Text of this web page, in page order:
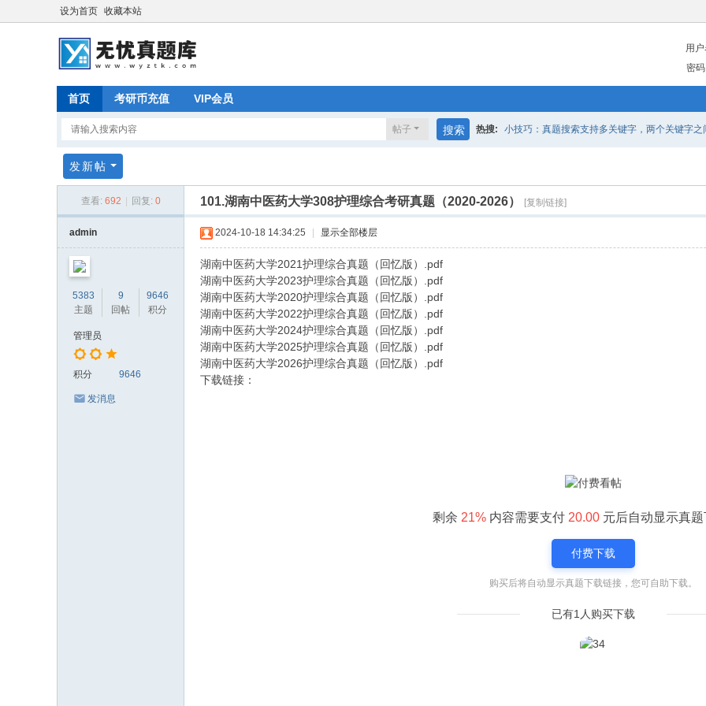
设为首页 收藏本站
用
密码
首页 考研币充值 VIP会员
帖子 搜索 热搜: 小技巧：真题搜索支持多关键字，两个关键字
发新帖
查看: 692 回复: 0 101.湖南中医药大学308护理综合考研真题（2020-2026） [复制链接]
admin
5383
主题
9
回帖
9646
积分
管理员
积分 9646
发消息
2024-10-18 14:34:25 显示全部楼层
湖南中医药大学2021护理综合真题（回忆版）.pdf
湖南中医药大学2023护理综合真题（回忆版）.pdf
湖南中医药大学2020护理综合真题（回忆版）.pdf
湖南中医药大学2022护理综合真题（回忆版）.pdf
湖南中医药大学2024护理综合真题（回忆版）.pdf
湖南中医药大学2025护理综合真题（回忆版）.pdf
湖南中医药大学2026护理综合真题（回忆版）.pdf
下载链接：
剩余 21%内容需要支付 20.00元后自动显示真题
付费下载
购买后将自动显示真题下载链接，您可自助下载。
已有1人购买下载